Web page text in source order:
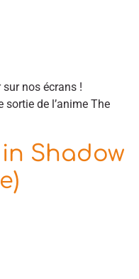
nos écrans !
sortie de l’anime The
Shadow